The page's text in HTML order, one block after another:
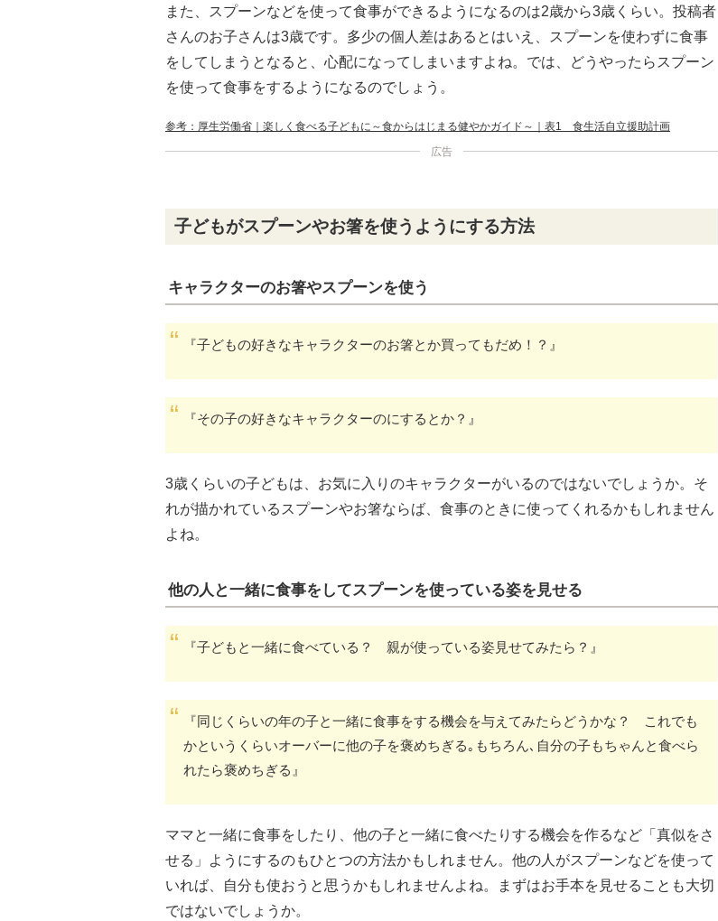
また、スプーンなどを使って食事ができるようになるのは2歳から3歳くらい。投稿者
さんのお子さんは3歳です。多少の個人差はあるとはいえ、スプーンを使わずに食事
をしてしまうとなると、心配になってしまいますよね。では、どうやったらスプーン
を使って食事をするようになるのでしょう。
参考：厚生労働省｜楽しく食べる子どもに～食からはじまる健やかガイド～｜表1 食生活自立援助計画
広告
子どもがスプーンやお箸を使うようにする方法
キャラクターのお箸やスプーンを使う
『子どもの好きなキャラクターのお箸とか買ってもだめ！？』
『その子の好きなキャラクターのにするとか？』
3歳くらいの子どもは、お気に入りのキャラクターがいるのではないでしょうか。そ
れが描かれているスプーンやお箸ならば、食事のときに使ってくれるかもしれません
よね。
他の人と一緒に食事をしてスプーンを使っている姿を見せる
『子どもと一緒に食べている？ 親が使っている姿見せてみたら？』
『同じくらいの年の子と一緒に食事をする機会を与えてみたらどうかな？ これでも
かというくらいオーバーに他の子を褒めちぎる｡もちろん､自分の子もちゃんと食べら
れたら褒めちぎる』
ママと一緒に食事をしたり、他の子と一緒に食べたりする機会を作るなど「真似をさ
せる」ようにするのもひとつの方法かもしれません。他の人がスプーンなどを使って
いれば、自分も使おうと思うかもしれませんよね。まずはお手本を見せることも大切
ではないでしょうか。